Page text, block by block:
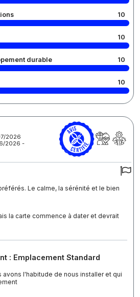
10
10
durable 10
10
2026
2026 -
Le calme, la sérénité et le bien
la carte commence à dater et devrait
: Emplacement Standard
avons l'habitude de nous installer et qui